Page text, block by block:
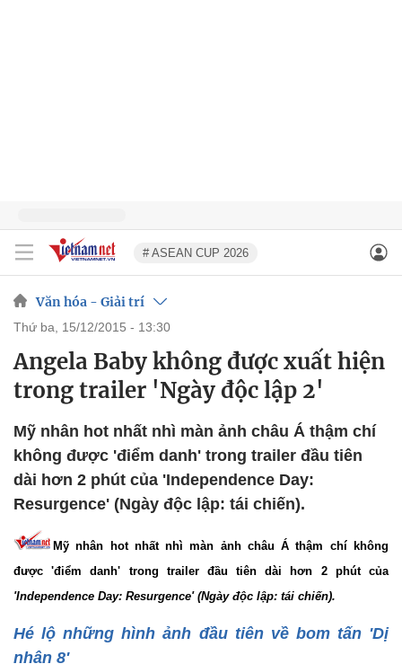
# ASEAN CUP 2026
Văn hóa - Giải trí
thứ ba, 15/12/2015 - 13:30
Angela Baby không được xuất hiện
trong trailer 'Ngày độc lập 2'
Mỹ nhân hot nhất nhì màn ảnh châu Á thậm chí
không được 'điểm danh' trong trailer đầu tiên
dài hơn 2 phút của 'Independence Day:
Resurgence' (Ngày độc lập: tái chiến).
Mỹ nhân hot nhất nhì màn ảnh châu Á thậm chí không
được 'điểm danh' trong trailer đầu tiên dài hơn 2 phút của
'Independence Day: Resurgence' (Ngày độc lập: tái chiến).
Hé lộ những hình ảnh đầu tiên về bom tấn 'Dị
nhân 8'